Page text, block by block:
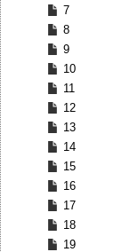
7
8
9
10
11
12
13
14
15
16
17
18
19